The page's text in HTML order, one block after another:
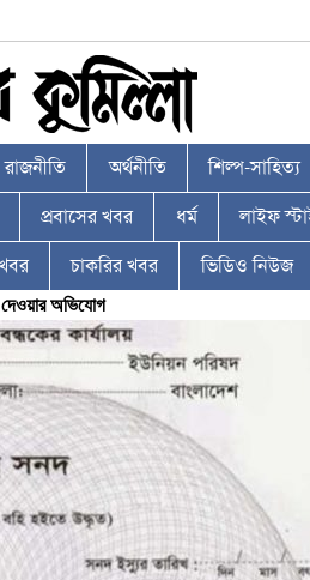
রাজনীতি অর্থনীতি শিল্প-সাহিত্য
প্রবাসের খবর ধর্ম লাইফ
চাকরির খবর ভিডিও নিউজ
অভিযোগ